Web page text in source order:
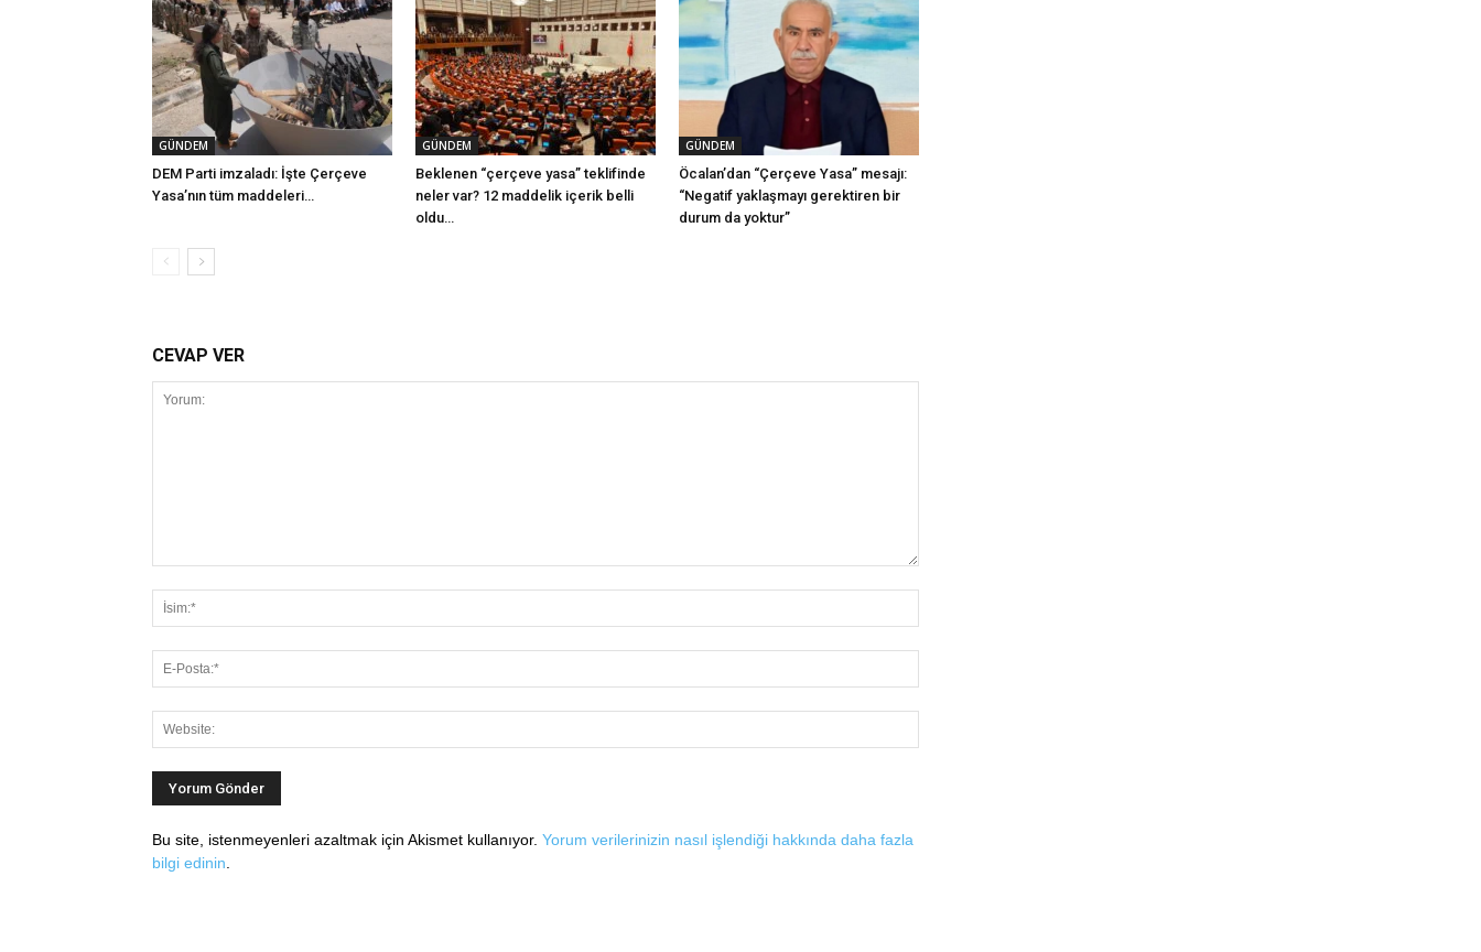
GÜNDEM
DEM Parti imzaladı: İşte Çerçeve
Yasa’nın tüm maddeleri…
GÜNDEM
Beklenen “çerçeve yasa” teklifinde
neler var? 12 maddelik içerik belli
oldu…
GÜNDEM
Öcalan’dan “Çerçeve Yasa” mesajı:
“Negatif yaklaşmayı gerektiren bir
durum da yoktur”
CEVAP VER
Bu site, istenmeyenleri azaltmak için Akismet kullanıyor. Yorum verilerinizin nasıl işlendiği hakkında daha fazla
bilgi edinin